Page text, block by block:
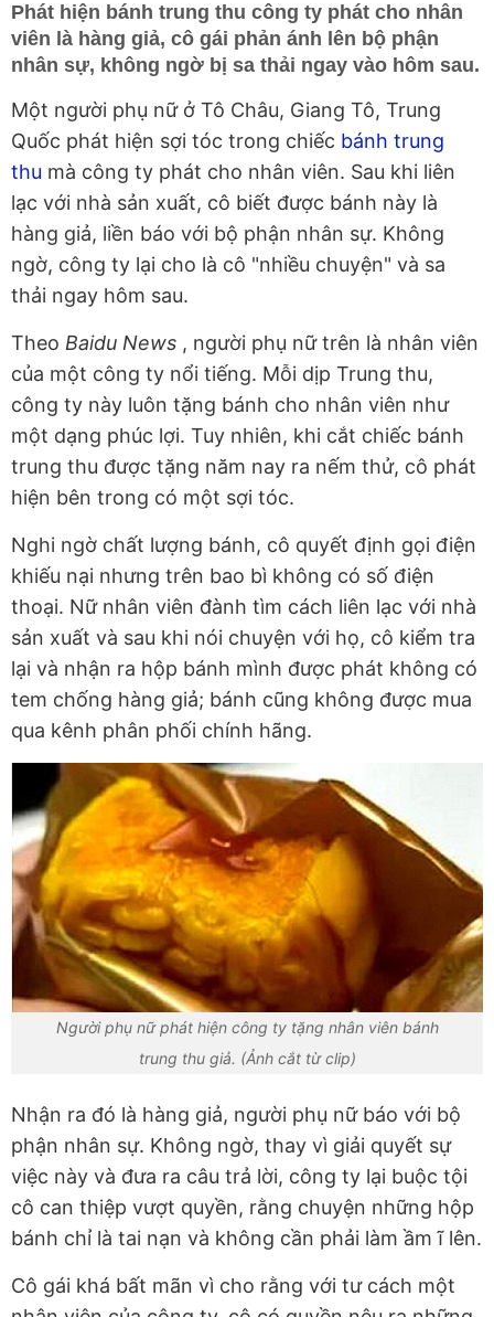
Phát hiện bánh trung thu công ty phát cho nhân
viên là hàng giả, cô gái phản ánh lên bộ phận
nhân sự, không ngờ bị sa thải ngay vào hôm sau.
Một người phụ nữ ở Tô Châu, Giang Tô, Trung
Quốc phát hiện sợi tóc trong chiếc bánh trung
thu mà công ty phát cho nhân viên. Sau khi liên
lạc với nhà sản xuất, cô biết được bánh này là
hàng giả, liền báo với bộ phận nhân sự. Không
ngờ, công ty lại cho là cô "nhiều chuyện" và sa
thải ngay hôm sau.
Theo Baidu News , người phụ nữ trên là nhân viên
của một công ty nổi tiếng. Mỗi dịp Trung thu,
công ty này luôn tặng bánh cho nhân viên như
một dạng phúc lợi. Tuy nhiên, khi cắt chiếc bánh
trung thu được tặng năm nay ra nếm thử, cô phát
hiện bên trong có một sợi tóc.
Nghi ngờ chất lượng bánh, cô quyết định gọi điện
khiếu nại nhưng trên bao bì không có số điện
thoại. Nữ nhân viên đành tìm cách liên lạc với nhà
sản xuất và sau khi nói chuyện với họ, cô kiểm tra
lại và nhận ra hộp bánh mình được phát không có
tem chống hàng giả; bánh cũng không được mua
qua kênh phân phối chính hãng.
Người phụ nữ phát hiện công ty tặng nhân viên bánh
trung thu giả. (Ảnh cắt từ clip)
Nhận ra đó là hàng giả, người phụ nữ báo với bộ
phận nhân sự. Không ngờ, thay vì giải quyết sự
việc này và đưa ra câu trả lời, công ty lại buộc tội
cô can thiệp vượt quyền, rằng chuyện những hộp
bánh chỉ là tai nạn và không cần phải làm ầm ĩ lên.
Cô gái khá bất mãn vì cho rằng với tư cách một